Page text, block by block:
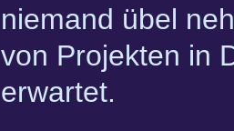
niemand übel
von Projekten in
erwartet.